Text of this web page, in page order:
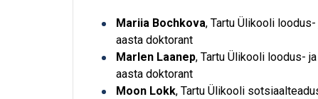
Mariia Bochkova, Tartu Ülikooli
aasta doktorant
Marlen Laanep, Tartu Ülikooli loodus-
aasta doktorant
Moon Lokk, Tartu Ülikooli